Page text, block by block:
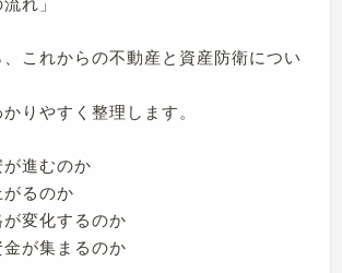
れ」
これからの不動産と資産防衛につい
りやすく整理します。
が進むのか
がるのか
が変化するのか
金が集まるのか